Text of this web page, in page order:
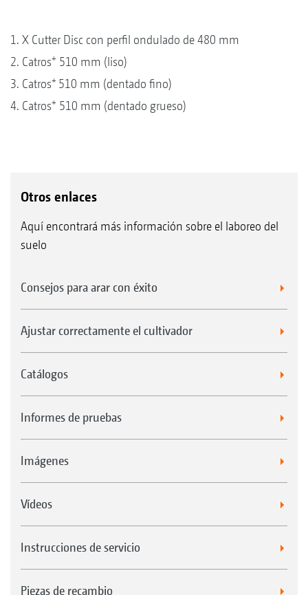
1. X Cutter Disc con perfil ondulado de 480 mm
2. Catros+ 510 mm (liso)
3. Catros+ 510 mm (dentado fino)
4. Catros+ 510 mm (dentado grueso)
Otros enlaces
Aquí encontrará más información sobre el laboreo del
suelo
Consejos para arar con éxito
Ajustar correctamente el cultivador
Catálogos
Informes de pruebas
Imágenes
Vídeos
Instrucciones de servicio
Piezas de recambio